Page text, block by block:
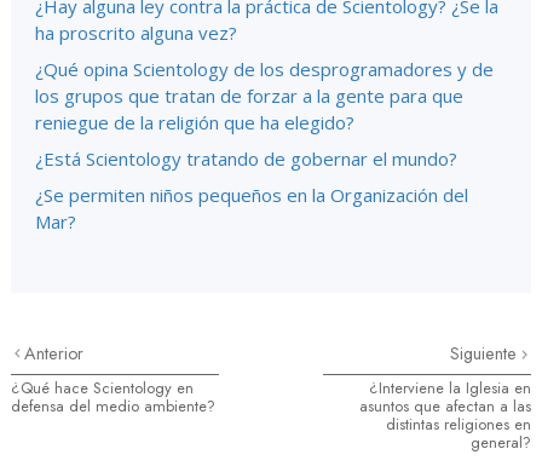
¿Hay alguna ley contra la práctica de Scientology? ¿Se la
ha proscrito alguna vez?
¿Qué opina Scientology de los desprogramadores y de
los grupos que tratan de forzar a la gente para que
reniegue de la religión que ha elegido?
¿Está Scientology tratando de gobernar el mundo?
¿Se permiten niños pequeños en la Organización del
Mar?
Anterior
¿Qué hace Scientology en
defensa del medio ambiente?
Siguiente
¿Interviene la Iglesia en
asuntos que afectan a las
distintas religiones en
general?